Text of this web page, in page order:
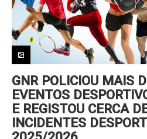
GNR POLICIOU MAIS
EVENTOS
E REGISTOU CERCA
INCIDENTES